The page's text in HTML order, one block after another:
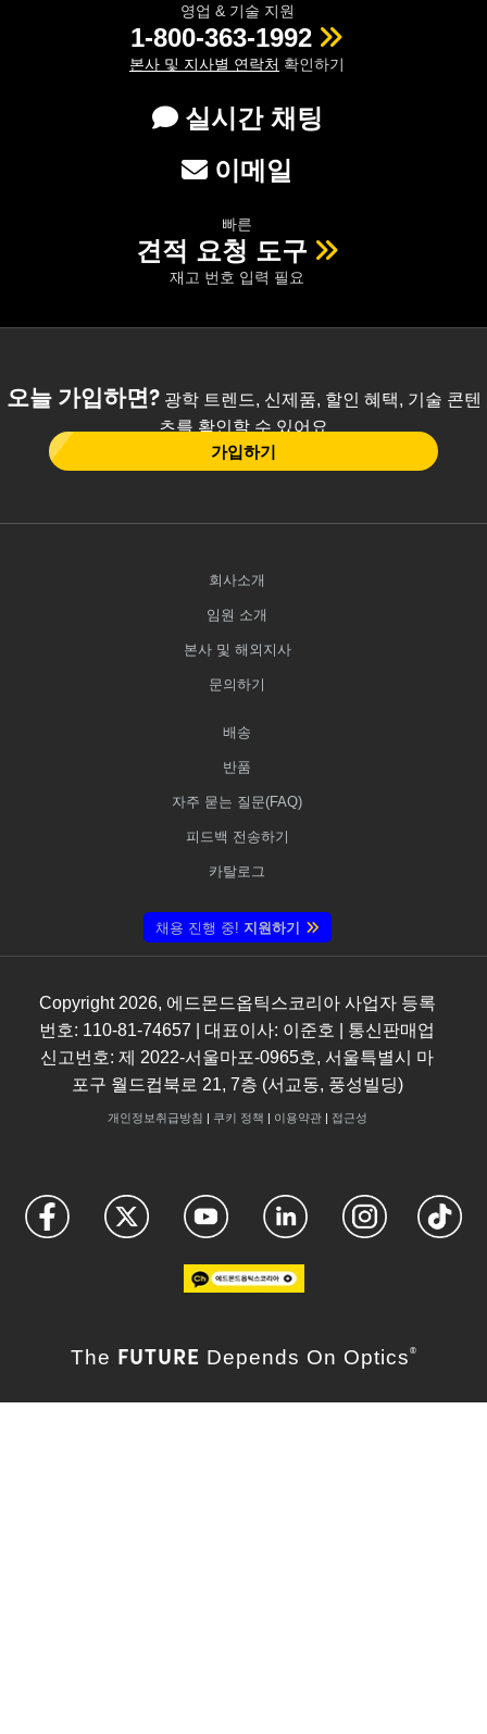
영업 & 기술 지원
1-800-363-1992
본사 및 지사별 연락처 확인하기
실시간 채팅
이메일
빠른
견적 요청 도구
재고 번호 입력 필요
오늘 가입하면?광학 트렌드, 신제품, 할인 혜택, 기술 콘텐
츠를 확인할 수 있어요
가입하기
회사소개
임원 소개
본사 및 해외지사
문의하기
배송
반품
자주 묻는 질문(FAQ)
피드백 전송하기
카탈로그
채용 진행 중! 지원하기
Copyright 2026, 에드몬드옵틱스코리아 사업자 등록
번호: 110-81-74657 | 대표이사: 이준호 | 통신판매업
신고번호: 제 2022-서울마포-0965호, 서울특별시 마
포구 월드컵북로 21, 7층 (서교동, 풍성빌딩)
개인정보취급방침 | 쿠키 정책 | 이용약관| 접근성
The FUTURE Depends On Optics ®